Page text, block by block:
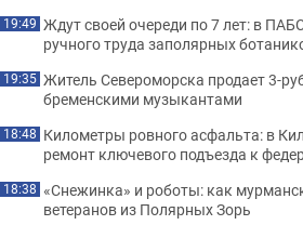
19:49 Ждут своей очереди по 7 лет: в
ручного труда заполярных
19:35 Житель Североморска продает 3-
бременскими музыкантами
18:48 Километры ровного асфальта: в
ремонт ключевого подъезда к
18:38 «Снежинка» и роботы: как
ветеранов из Полярных Зорь